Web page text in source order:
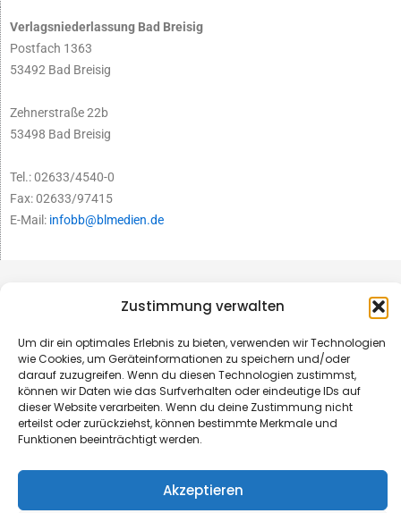
Zustimmung verwalten
Um dir ein optimales Erlebnis zu bieten, verwenden wir Technologien
wie Cookies, um Geräteinformationen zu speichern und/oder
darauf zuzugreifen. Wenn du diesen Technologien zustimmst,
können wir Daten wie das Surfverhalten oder eindeutige IDs auf
dieser Website verarbeiten. Wenn du deine Zustimmung nicht
erteilst oder zurückziehst, können bestimmte Merkmale und
Funktionen beeinträchtigt werden.
Akzeptieren
Verlagsniederlassung Bad Breisig
Postfach 1363
53492 Bad Breisig
Zehnerstraße 22b
53498 Bad Breisig
Tel.: 02633/4540-0
Fax: 02633/97415
E-Mail: infobb@blmedien.de